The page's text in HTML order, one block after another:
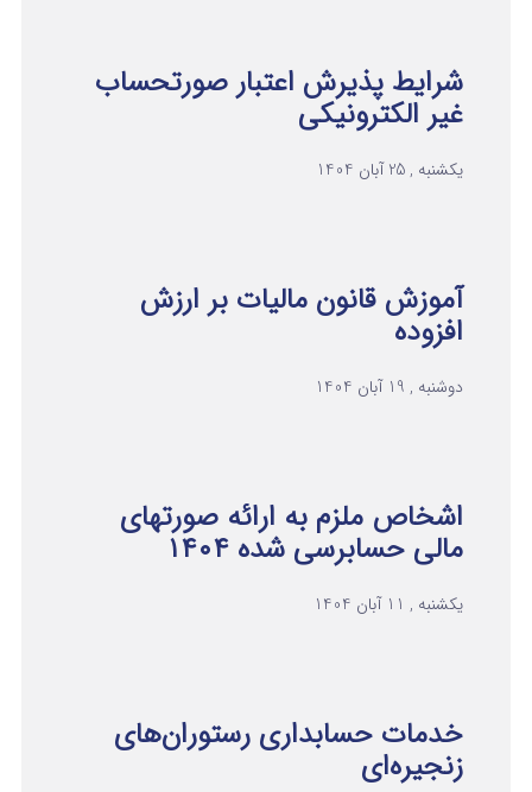
شرایط پذیرش اعتبار صورتحساب
غیر الکترونیکی
یکشنبه , 25 آبان 1404
آموزش قانون مالیات بر ارزش
افزوده
دوشنبه , 19 آبان 1404
اشخاص ملزم به ارائه صورتهای
مالی حسابرسی شده ۱۴۰۴
یکشنبه , 11 آبان 1404
خدمات حسابداری رستوران‌های
زنجیره‌ای